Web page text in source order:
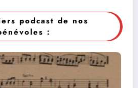
podcast de nos
: